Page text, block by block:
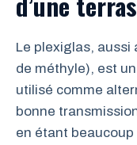
Le plexiglas, aussi
de méthyle), est
utilisé comme
bonne
en étant beaucoup